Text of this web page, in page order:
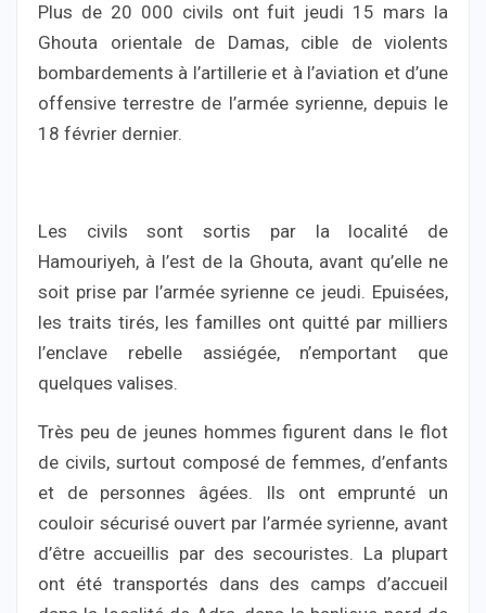
Plus de 20 000 civils ont fuit jeudi 15 mars la
Ghouta orientale de Damas, cible de violents
bombardements à l’artillerie et à l’aviation et d’une
offensive terrestre de l’armée syrienne, depuis le
18 février dernier.
Les civils sont sortis par la localité de
Hamouriyeh, à l’est de la Ghouta, avant qu’elle ne
soit prise par l’armée syrienne ce jeudi. Epuisées,
les traits tirés, les familles ont quitté par milliers
l’enclave rebelle assiégée, n’emportant que
quelques valises.
Très peu de jeunes hommes figurent dans le flot
de civils, surtout composé de femmes, d’enfants
et de personnes âgées. Ils ont emprunté un
couloir sécurisé ouvert par l’armée syrienne, avant
d’être accueillis par des secouristes. La plupart
ont été transportés dans des camps d’accueil